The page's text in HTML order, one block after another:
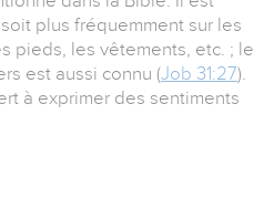
plus fréquemment sur les
pieds, les vêtements, etc. ; le
est aussi connu (Job 31:27).
à exprimer des sentiments